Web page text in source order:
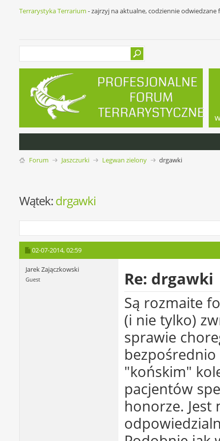
Terrarystyka Terrarium - zajrzyj na aktualne, codziennie
Forum Jaszczurki Legwan zielony drgawki
Wątek:drgawki
02-07-2014,02:59
Jarek Zajączkowski
Guest Re: drgawki
Są rozmaite
(i nie tylko)
sprawie
"końskim"
pacjentów
honorze.